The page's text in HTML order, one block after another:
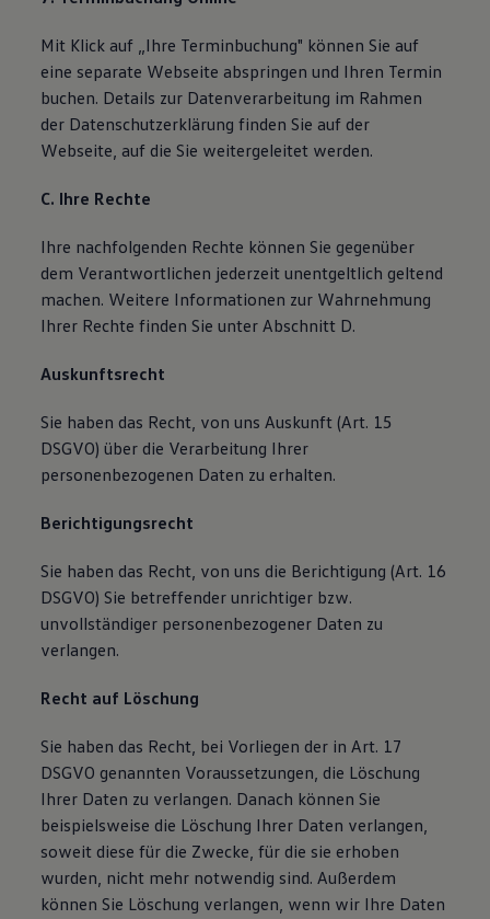
Mit Klick auf „Ihre Terminbuchung" können Sie auf
eine separate Webseite abspringen und Ihren Termin
buchen. Details zur Datenverarbeitung im Rahmen
der Datenschutzerklärung finden Sie auf der
Webseite, auf die Sie weitergeleitet werden.
C. Ihre Rechte
Ihre nachfolgenden Rechte können Sie gegenüber
dem Verantwortlichen jederzeit unentgeltlich geltend
machen. Weitere Informationen zur Wahrnehmung
Ihrer Rechte finden Sie unter Abschnitt D.
Auskunftsrecht
Sie haben das Recht, von uns Auskunft (Art. 15
DSGVO) über die Verarbeitung Ihrer
personenbezogenen Daten zu erhalten.
Berichtigungsrecht
Sie haben das Recht, von uns die Berichtigung (Art. 16
DSGVO) Sie betreffender unrichtiger bzw.
unvollständiger personenbezogener Daten zu
verlangen.
Recht auf Löschung
Sie haben das Recht, bei Vorliegen der in Art. 17
DSGVO genannten Voraussetzungen, die Löschung
Ihrer Daten zu verlangen. Danach können Sie
beispielsweise die Löschung Ihrer Daten verlangen,
soweit diese für die Zwecke, für die sie erhoben
wurden, nicht mehr notwendig sind. Außerdem
können Sie Löschung verlangen, wenn wir Ihre Daten